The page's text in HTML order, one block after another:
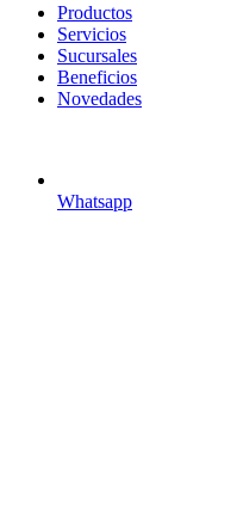
search
Menu
Productos
Servicios
Sucursales
Beneficios
Novedades
Whatsapp